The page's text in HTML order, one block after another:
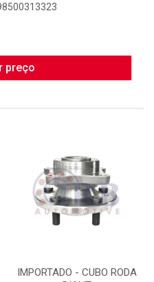
preço
IMPORTADO - CUBO RODA